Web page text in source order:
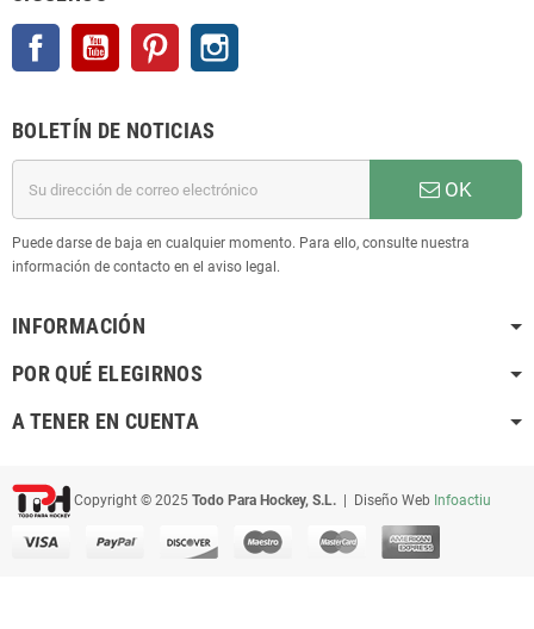
Facebook YouTube Pinterest
BOLETÍN DE NOTICIAS
OK
Puede darse de baja en cualquier momento. Para ello, consulte nuestra
información de contacto en el aviso legal.
INFORMACIÓN
POR QUÉ ELEGIRNOS
A TENER EN CUENTA
Copyright © 2025 Todo Para Hockey, S.L. | Diseño Web Infoactiu